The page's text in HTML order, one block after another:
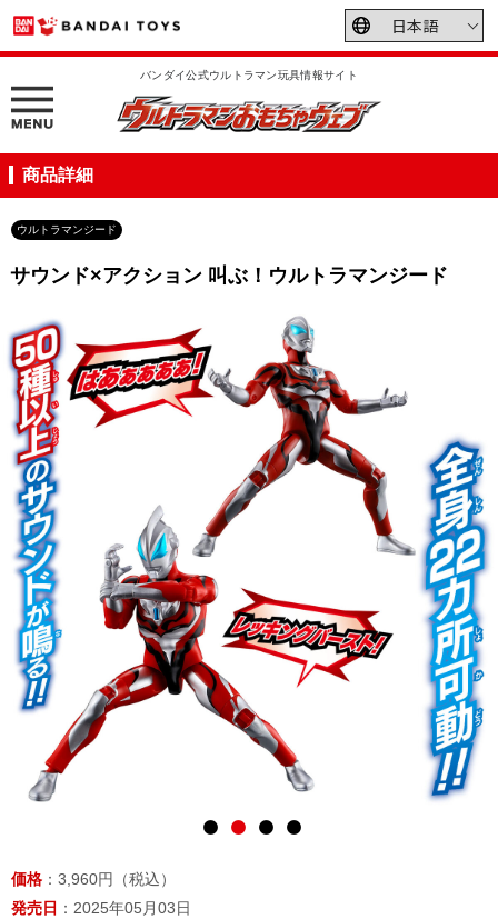
バンダイ公式ウルトラマン玩具情報サイト
商品詳細
ウルトラマンジード
サウンド×アクション 叫ぶ！ウルトラマンジード
価格 ：3,960円（税込）
発売日 ：2025年05月03日